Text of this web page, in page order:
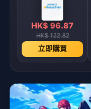
HK$ 96.87
HK$ 122.82
立即購買